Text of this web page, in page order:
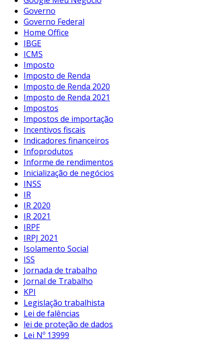
Governo
Governo Federal
Home Office
IBGE
ICMS
Imposto
Imposto de Renda
Imposto de Renda 2020
Imposto de Renda 2021
Impostos
Impostos de importação
Incentivos fiscais
Indicadores financeiros
Infoprodutos
Informe de rendimentos
Inicialização de negócios
INSS
IR
IR 2020
IR 2021
IRPF
IRPJ 2021
Isolamento Social
ISS
Jornada de trabalho
Jornal de Trabalho
KPI
Legislação trabalhista
Lei de falências
lei de proteção de dados
Lei Nº 13999